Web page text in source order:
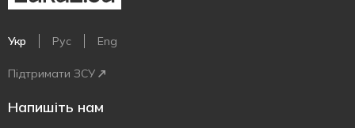
Укр Рус Eng
Підтримати ЗСУ
Напишіть нам